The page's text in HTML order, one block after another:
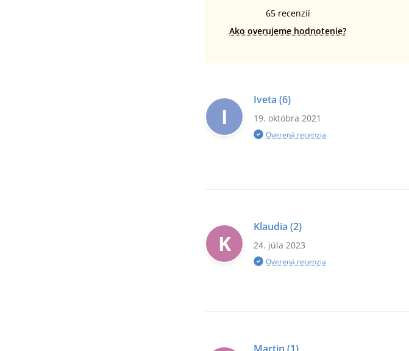
65 recenzií
Ako overujeme hodnotenie?
I
Iveta (6)
19. októbra 2021
Overená recenzia
K
Klaudia (2)
24. júla 2023
Overená recenzia